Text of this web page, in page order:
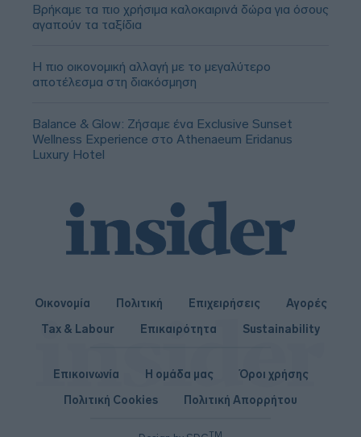
Βρήκαμε τα πιο χρήσιμα καλοκαιρινά δώρα για όσους
αγαπούν τα ταξίδια
Η πιο οικονομική αλλαγή με το μεγαλύτερο
αποτέλεσμα στη διακόσμηση
Balance & Glow: Ζήσαμε ένα Exclusive Sunset
Wellness Experience στο Athenaeum Eridanus
Luxury Hotel
Οικονομία Πολιτική Επιχειρήσεις
Αγορές
Tax & Labour
Επικαιρότητα Sustainability
TM
Επικοινωνία Η ομάδα μας
Όροι χρήσης
Πολιτική Cookies
Πολιτική Απορρήτου